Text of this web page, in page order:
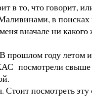
в то, что говорит,
в поисках
вначале ни
году летом
посмотрели свыше
посмотреть